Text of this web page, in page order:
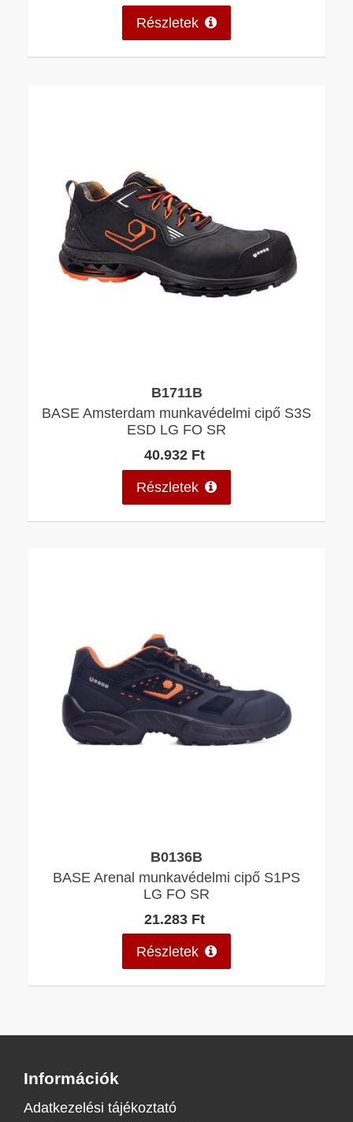
Részletek
B1711B
BASE Amsterdam munkavédelmi cipő S3S
ESD LG FO SR
40.932 Ft
Részletek
B0136B
BASE Arenal munkavédelmi cipő S1PS
LG FO SR
21.283 Ft
Részletek
Információk
Adatkezelési tájékoztató